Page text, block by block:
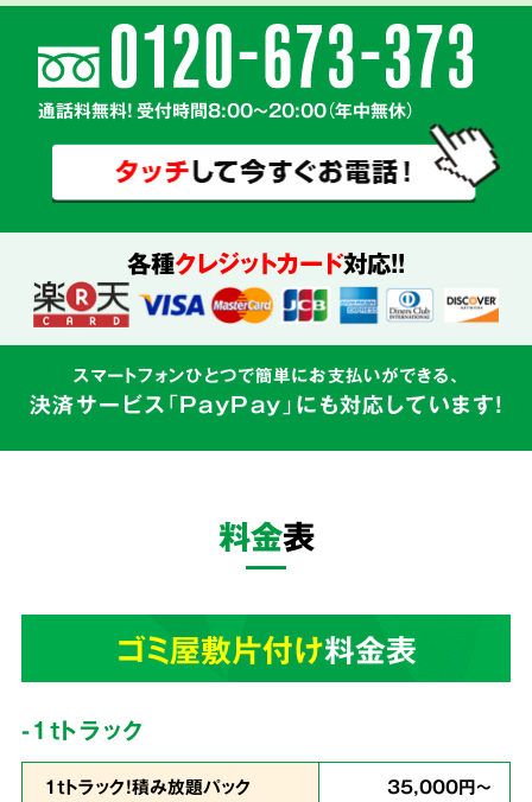
2
気持ちに寄り添う
親切丁寧な対応
真心を
込めて対応
を心がけています。
業界最安値を目指しています!
通話料無料! 受付時間8:00～20:00（年中無休）
各種クレジットカード対応!!
スマートフォンひとつで簡単にお支払いができる、
決済サービス「PayPay」にも対応しています!
料金表
ゴミ屋敷片付け料金表
-1tトラック
1ｔトラック！積み放題パック 35,000円～